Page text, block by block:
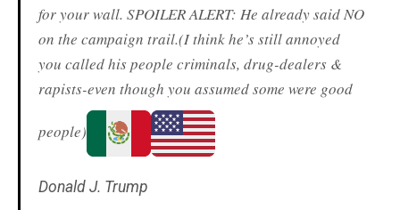
for your wall. SPOILER ALERT: He already said NO
on the campaign trail.(I think he’s still annoyed
you called his people criminals, drug-dealers &
rapists-even though you assumed some were good
people)
Donald J. Trump